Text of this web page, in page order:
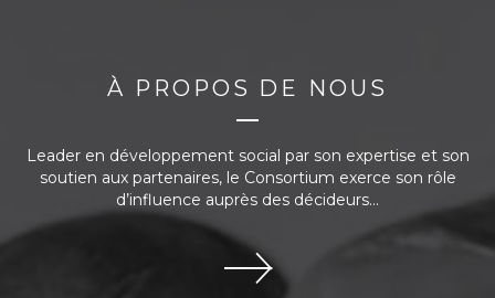
À PROPOS DE NOUS
Leader en développement social par son expertise et son
soutien aux partenaires, le Consortium exerce son rôle
d’influence auprès des décideurs...